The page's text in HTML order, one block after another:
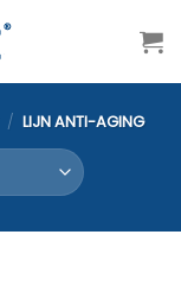
/ LIJN ANTI-AGING